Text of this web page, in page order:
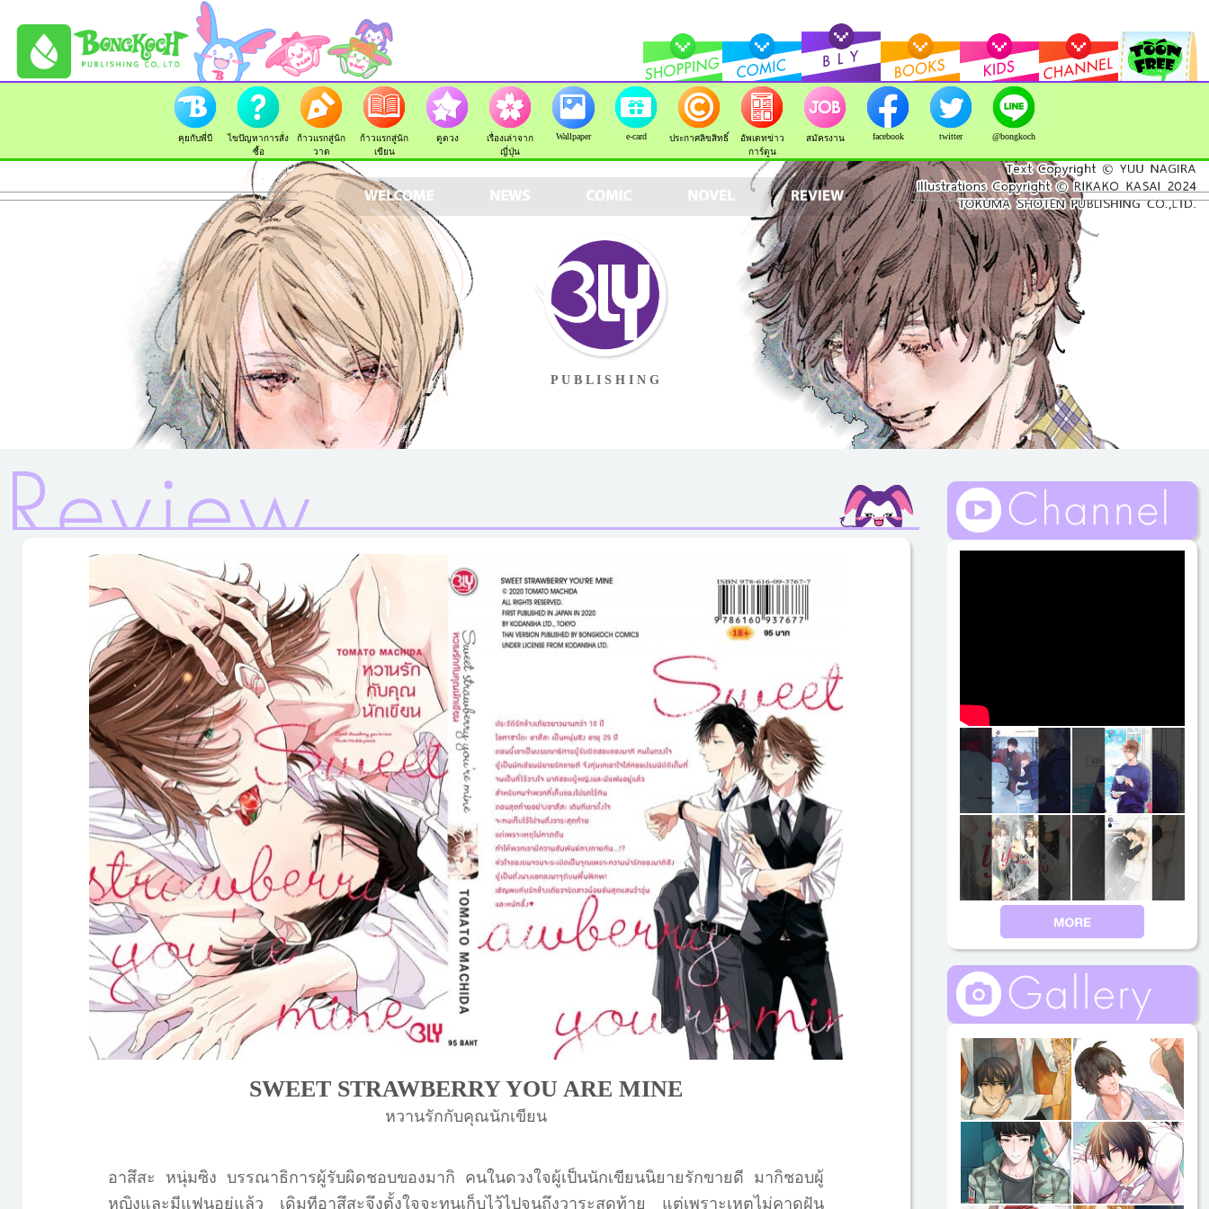
คุยกับพี่บี
ไขปัญหาการสั่ง
ซื้อ
ก้าวแรกสู่นัก
วาด
ก้าวแรกสู่นัก
เขียน
ดูดวง
เรื่องเล่าจาก
ญี่ปุ่น
Wallpaper e-card ประกาศลิขสิทธิ์
อัพเดทข่าว
การ์ตูน
สมัครงาน facebook twitter @bongkoch
P U B L I S H I N G
SWEET STRAWBERRY YOU ARE MINE
หวานรักกับคุณนักเขียน
อาสึสะ หนุ่มซิง บรรณาธิการผู้รับผิดชอบของมากิ คนในดวงใจผู้เป็นนักเขียนนิยายรักขายดี มากิชอบผู้
หญิงและมีแฟนอยู่แล้ว เดิมทีอาสึสะจึงตั้งใจจะทนเก็บไว้ไปจนถึงวาระสุดท้าย แต่เพราะเหตุไม่คาดฝัน